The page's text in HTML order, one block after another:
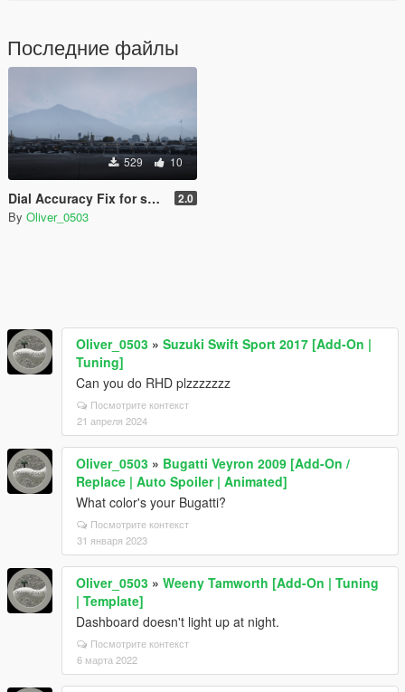
Последние файлы
529 10
Dial Accuracy Fix for several car mods 2.0
By Oliver_0503
Oliver_0503 » Suzuki Swift Sport 2017 [Add-On |
Tuning]
Can you do RHD plzzzzzzz
Посмотрите контекст
21 апреля 2024
Oliver_0503 » Bugatti Veyron 2009 [Add-On /
Replace | Auto Spoiler | Animated]
What color's your Bugatti?
Посмотрите контекст
31 января 2023
Oliver_0503 » Weeny Tamworth [Add-On | Tuning
| Template]
Dashboard doesn't light up at night.
Посмотрите контекст
6 марта 2022